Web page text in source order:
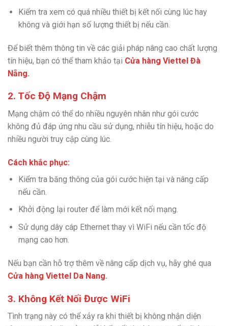
Kiểm tra xem có quá nhiều thiết bị kết nối cùng lúc hay
không và giới hạn số lượng thiết bị nếu cần.
Để biết thêm thông tin về các giải pháp nâng cao chất lượng
tín hiệu, bạn có thể tham khảo tại Cửa hàng Viettel Đà
Nẵng.
2. Tốc Độ Mạng Chậm
Mạng chậm có thể do nhiều nguyên nhân như gói cước
không đủ đáp ứng nhu cầu sử dụng, nhiễu tín hiệu, hoặc do
nhiều người truy cập cùng lúc.
Cách khắc phục:
Kiểm tra băng thông của gói cước hiện tại và nâng cấp
nếu cần.
Khởi động lại router để làm mới kết nối mạng.
Sử dụng dây cáp Ethernet thay vì WiFi nếu cần tốc độ
mạng cao hơn.
Nếu bạn cần hỗ trợ thêm về nâng cấp dịch vụ, hãy ghé qua
Cửa hàng Viettel Da Nang.
3. Không Kết Nối Được WiFi
Tình trạng này có thể xảy ra khi thiết bị không nhận diện